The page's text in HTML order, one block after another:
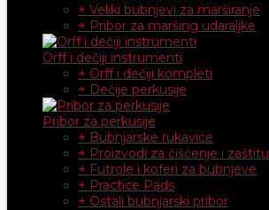
+ Veliki bubnjevi za marširanje
+ Pribor za maršing udaraljke
Orff i dečiji instrumenti
+ Orff i dečiji kompleti
+ Dečije perkusije
Pribor za perkusije
+ Bubnjarske rukavice
+ Proizvodi za čišćenje i zaštitu
+ Futrole i koferi za bubnjeve
+ Practice Pads
+ Ostali bubnjarski pribor